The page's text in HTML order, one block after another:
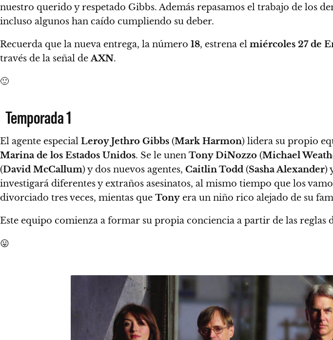
nuestro querido y respetado Gibbs. Además repasamos el trabajo de los
incluso algunos han caído cumpliendo su deber.
Recuerda que la nueva entrega, la número 18, estrena el miércoles 27 de
través de la señal deAXN.
🙂
Temporada 1
El agente especial Leroy Jethro Gibbs (Mark Harmon) lidera su propio
Marina de los Estados Unidos. Se le unen Tony DiNozzo (Michael
(David McCallum) y dos nuevos agentes, Caitlin Todd (Sasha Alexander)
investigará diferentes y extraños asesinatos, al mismo tiempo que los
divorciado tres veces, mientas que Tony era un niño rico alejado de su
Este equipo comienza a formar su propia conciencia a partir de las reglas
😛